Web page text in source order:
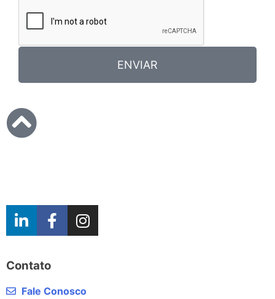
ENVIAR
Contato
Fale Conosco